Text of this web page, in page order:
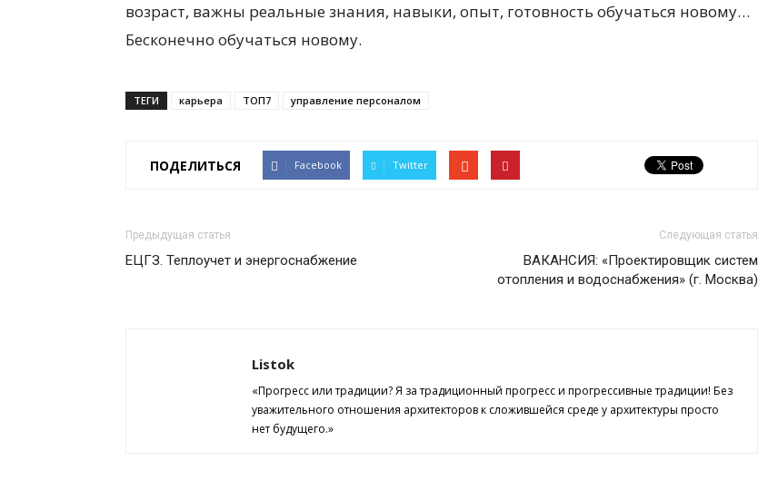
возраст, важны реальные знания, навыки, опыт, готовность обучаться новому…
Бесконечно обучаться новому.
ТЕГИ карьера ТОП7 управление персоналом
ПОДЕЛИТЬСЯ Facebook Twitter
Предыдущая статья
ЕЦГЗ. Теплоучет и энергоснабжение
Следующая статья
ВАКАНСИЯ: «Проектировщик систем
отопления и водоснабжения» (г. Москва)
Listok
«Прогресс или традиции? Я за традиционный прогресс и прогрессивные традиции! Без
уважительного отношения архитекторов к сложившейся среде у архитектуры просто
нет будущего.»